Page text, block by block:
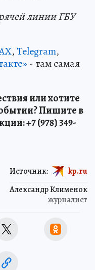
линии ГБУ
,Telegram,
- там самая
или хотите
Пишите в
+7 (978) 349-
Александр Клименок
журналист
Источник: kp.ru